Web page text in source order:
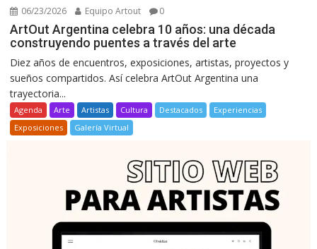
06/23/2026 Equipo Artout 0
ArtOut Argentina celebra 10 años: una década
construyendo puentes a través del arte
Diez años de encuentros, exposiciones, artistas, proyectos y
sueños compartidos. Así celebra ArtOut Argentina una
trayectoria...
Agenda Arte Artistas Cultura Destacados
Experiencias
Exposiciones
Galería Virtual